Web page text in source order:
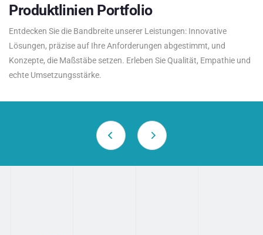
Produktlinien Portfolio
Entdecken Sie die Bandbreite unserer Leistungen: Innovative
Lösungen, präzise auf Ihre Anforderungen abgestimmt, und
Konzepte, die Maßstäbe setzen. Erleben Sie Qualität, Empathie und
echte Umsetzungsstärke.